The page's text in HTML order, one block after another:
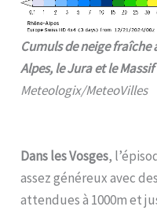
Cumuls de neige fraîche
Alpes, le Jura et le
Meteologix/MeteoVilles
Dans les Vosges,
assez généreux avec
attendues à 1000m et